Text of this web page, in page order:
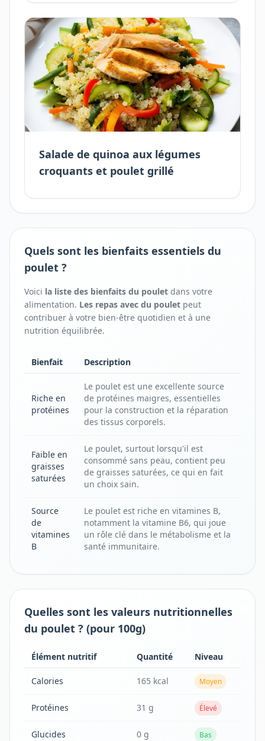
Salade de quinoa aux légumes
croquants et poulet grillé
Quels sont les bienfaits essentiels du
poulet ?
Voici la liste des bienfaits du poulet dans votre
alimentation. Les repas avec du poulet peut
contribuer à votre bien-être quotidien et à une
nutrition équilibrée.
Bienfait Description
Riche en
protéines
Le poulet est une excellente source
de protéines maigres, essentielles
pour la construction et la réparation
des tissus corporels.
Faible en
graisses
saturées
Le poulet, surtout lorsqu'il est
consommé sans peau, contient peu
de graisses saturées, ce qui en fait
un choix sain.
Source
de
vitamines
B
Le poulet est riche en vitamines B,
notamment la vitamine B6, qui joue
un rôle clé dans le métabolisme et la
santé immunitaire.
Quelles sont les valeurs nutritionnelles
du poulet ? (pour 100g)
Élément nutritif Quantité Niveau
Calories 165 kcal Moyen
Protéines 31 g Élevé
Glucides 0 g Bas